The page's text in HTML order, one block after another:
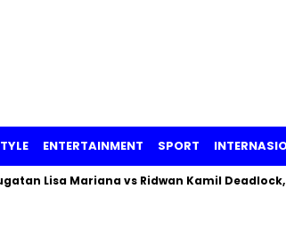
ENTERTAINMENT SPORT
Lisa Mariana vs Ridwan Kamil Deadlock,